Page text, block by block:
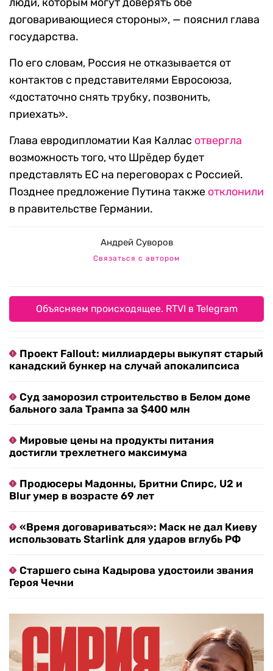
договаривающиеся стороны», — пояснил глава
государства.
По его словам, Россия не отказывается от
контактов с представителями Евросоюза,
«достаточно снять трубку, позвонить,
приехать».
Глава евродипломатии Кая Каллас отвергла
возможность того, что Шрёдер будет
представлять ЕС на переговорах с Россией.
Позднее предложение Путина также отклонили
в правительстве Германии.
Андрей Суворов
Связаться с автором
Объясняем происходящее. RTVI в Telegram
Проект Fallout: миллиардеры выкупят старый
канадский бункер на случай апокалипсиса
Суд заморозил строительство в Белом доме
бального зала Трампа за $400 млн
Мировые цены на продукты питания
достигли трехлетнего максимума
Продюсеры Мадонны, Бритни Спирс, U2 и
Blur умер в возрасте 69 лет
«Время договариваться»: Маск не дал Киеву
использовать Starlink для ударов вглубь РФ
Старшего сына Кадырова удостоили звания
Героя Чечни